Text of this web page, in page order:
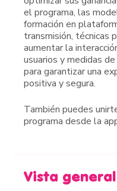
el programa, las
formación en
transmisión, técnicas
aumentar la
usuarios y medidas
para garantizar una
positiva y segura.
También puedes
programa desde la
Vista general